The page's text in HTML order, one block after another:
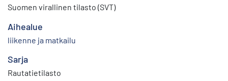
Suomen virallinen tilasto (SVT)
Aihealue
liikenne ja matkailu
Sarja
Rautatietilasto